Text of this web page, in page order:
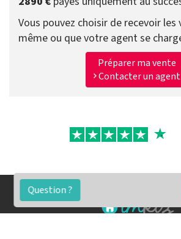
Question ?
Vous pouvez choisir de recevoir les
même ou que votre agent se
Préparer ma vente
Contacter un agent